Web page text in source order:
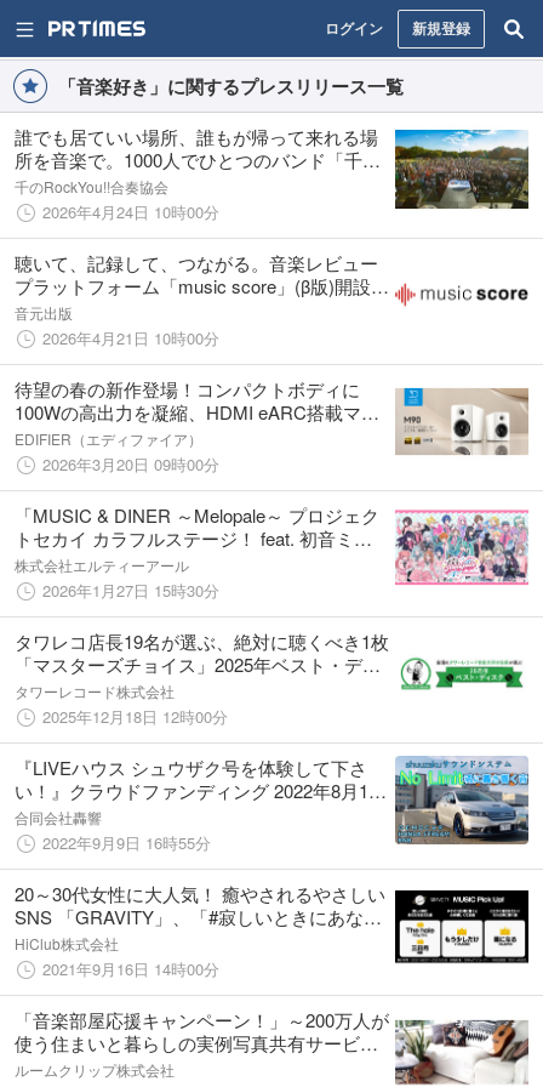
ログイン 新規登録
「音楽好き」に関するプレスリリース一覧
誰でも居ていい場所、誰もが帰って来れる場
所を音楽で。1000人でひとつのバンド「千の
RockYou!!」2026年開催決定、継続プロジェ
クト始動。
千のRockYou!!合奏協会
2026年4月24日 10時00分
聴いて、記録して、つながる。音楽レビュー
プラットフォーム「music score」(β版)開設の
お知らせ
音元出版
2026年4月21日 10時00分
待望の春の新作登場！コンパクトボディに
100Wの高出力を凝縮、HDMI eARC搭載マル
チスピーカー「M90」3月20日（金）より発
売。新生活応援セールも同時開催！
EDIFIER（エディファイア）
2026年3月20日 09時00分
「MUSIC & DINER ～Melopale～ プロジェク
トセカイ カラフルステージ！ feat. 初音ミ
ク」期間限定オープン！！
株式会社エルティーアール
2026年1月27日 15時30分
タワレコ店長19名が選ぶ、絶対に聴くべき1枚
「マスターズチョイス」2025年ベスト・ディ
スク
タワーレコード株式会社
2025年12月18日 12時00分
『LIVEハウス シュウザク号を体験して下さ
い！』クラウドファンディング 2022年8月17
日～9/28(水)23:00終了
合同会社轟響
2022年9月9日 16時55分
20～30代女性に大人気！ 癒やされるやさしい
SNS 「GRAVITY」、「#寂しいときにあなた
を支えた曲」など音楽について大調査！
HiClub株式会社
2021年9月16日 14時00分
「音楽部屋応援キャンペーン！」～200万人が
使う住まいと暮らしの実例写真共有サービス
「RoomClip」～
ルームクリップ株式会社